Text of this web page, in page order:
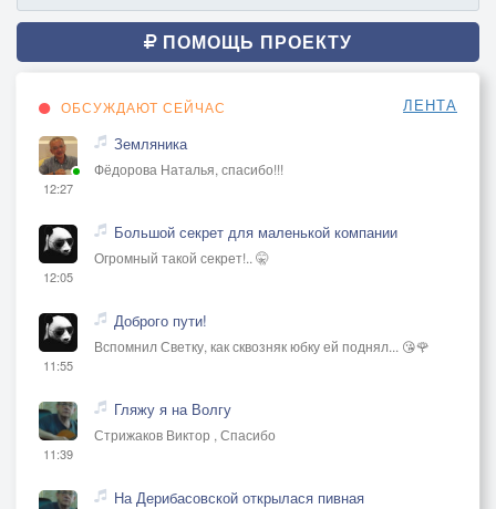
ПОМОЩЬ ПРОЕКТУ
ОБСУЖДАЮТ СЕЙЧАС ЛЕНТА
12:27
Земляника
Фёдорова Наталья, спасибо!!!
12:05
Большой секрет для маленькой компании
Огромный такой секрет!.. 🤫
11:55
Доброго пути!
Вспомнил Светку, как сквозняк юбку ей поднял... 😘🌹
11:39
Гляжу я на Волгу
Стрижаков Виктор , Спасибо
На Дерибасовской открылася пивная